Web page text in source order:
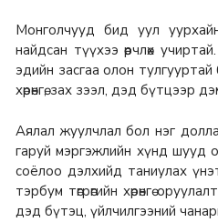
Монголчууд бид уул
найдсан түүхээ өөрчлөх
эдийн засгаа олон
хөрөнгө, зах зээл, дэд бүтцээр
Аялал жуулчлал бол нэг
гаруй мэргэжлийн хүнд шууд
соёлоо дэлхийд таниулах
тэрбум төгрөгийн хөрөнгө
дэд бүтэц, үйлчилгээний